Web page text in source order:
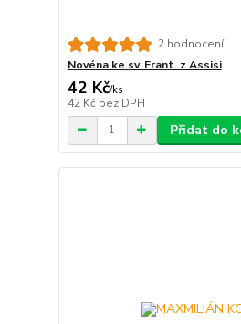
2 hodnocení
Novéna ke sv. Frant. z Assisi
42 Kč/ks
42 Kč bez DPH
Přidat do